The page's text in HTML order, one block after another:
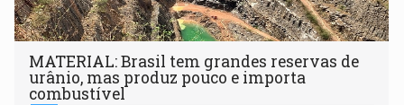
MATERIAL: Brasil tem grandes reservas de
urânio, mas produz pouco e importa
combustível